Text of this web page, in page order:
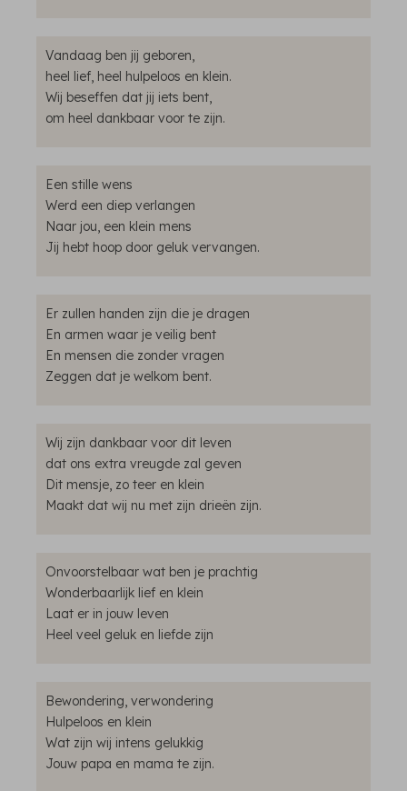
Vandaag ben jij geboren,
heel lief, heel hulpeloos en klein.
Wij beseffen dat jij iets bent,
om heel dankbaar voor te zijn.
Een stille wens
Werd een diep verlangen
Naar jou, een klein mens
Jij hebt hoop door geluk vervangen.
Er zullen handen zijn die je dragen
En armen waar je veilig bent
En mensen die zonder vragen
Zeggen dat je welkom bent.
Wij zijn dankbaar voor dit leven
dat ons extra vreugde zal geven
Dit mensje, zo teer en klein
Maakt dat wij nu met zijn drieën zijn.
Onvoorstelbaar wat ben je prachtig
Wonderbaarlijk lief en klein
Laat er in jouw leven
Heel veel geluk en liefde zijn
Bewondering, verwondering
Hulpeloos en klein
Wat zijn wij intens gelukkig
Jouw papa en mama te zijn.